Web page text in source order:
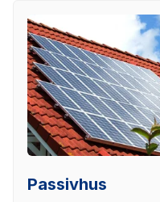
Passivhus